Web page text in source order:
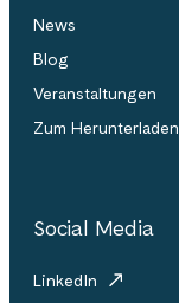
News
Blog
Veranstaltungen
Zum Herunterladen
Social Media
LinkedIn